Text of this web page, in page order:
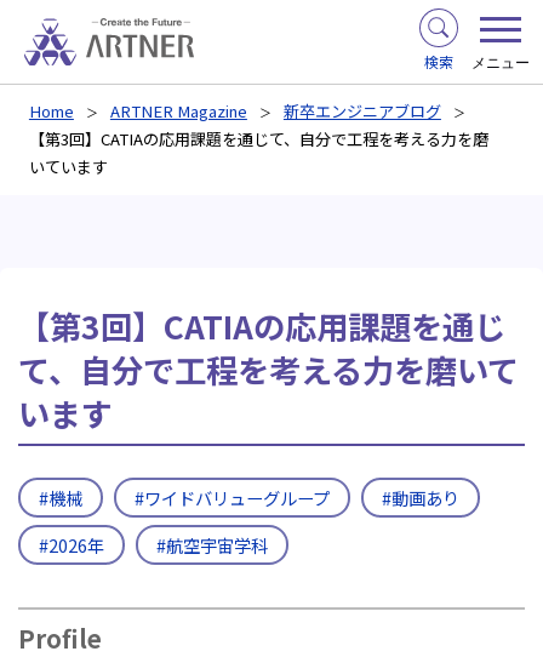
検索 メニュー
Home ARTNER Magazine
新卒エンジニアブログ
【第3回】CATIAの応用課題を通じて、自分で工程を考える力を磨
いています
【第3回】CATIAの応用課題を通じ
て、自分で工程を考える力を磨いて
います
#機械 #ワイドバリューグループ
#動画あり
#2026年
#航空宇宙学科
Profile